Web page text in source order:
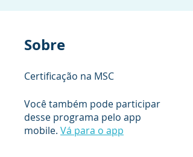
Sobre
Certificação na MSC
Você também pode participar
desse programa pelo app
mobile. Vá para o app